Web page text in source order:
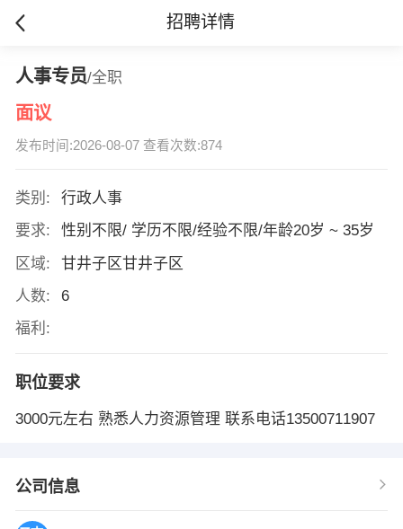
招聘详情
人事专员/全职
面议
发布时间:2026-08-07 查看次数:874
类别:
行政人事
要求:
性别不限/ 学历不限/经验不限/年龄20岁 ~ 35岁
区域:
甘井子区甘井子区
人数:
6
福利:
职位要求
3000元左右 熟悉人力资源管理 联系电话13500711907
公司信息